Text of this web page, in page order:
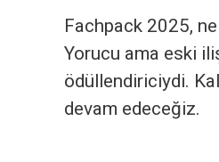
Fachpack 2025,
Yorucu ama eski
ödüllendiriciydi.
devam edeceğiz.